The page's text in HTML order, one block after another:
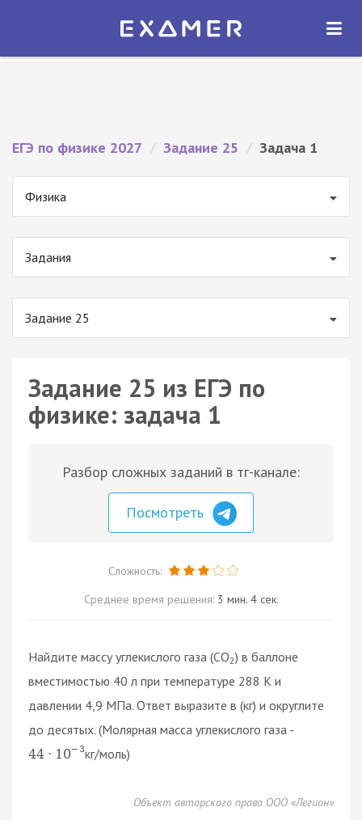
Экзамер — ЕГЭ 2027
ОТКРЫТЬ
ЕГЭ по физике 2027 / Задание 25 / Задача 1
Физика
Задания
Задание 25
Задание 25 из ЕГЭ по
физике: задача 1
Разбор сложных заданий в тг-канале:
Посмотреть
Сложность:
Среднее время решения: 3 мин. 4 сек.
Найдите массу углекислого газа (CO2) в баллоне
вместимостью 40 л при температуре 288 К и
давлении 4,9 МПа. Ответ выразите в (кг) и округлите
до десятых. (Молярная масса углекислого газа -
44 · 10−3кг/моль)
Объект авторского права ООО «Легион»